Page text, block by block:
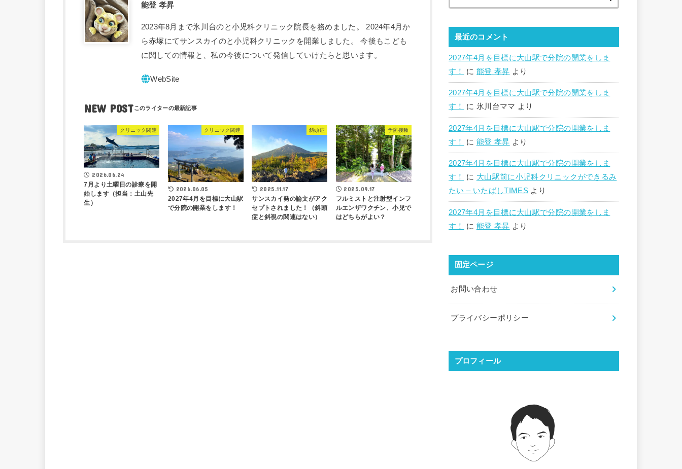
能登 孝昇
2023年8月まで氷川台のと小児科クリニック院長を務めました。 2024年4月か
ら赤塚にてサンスカイのと小児科クリニックを開業しました。 今後もこども
に関しての情報と、私の今後について発信していけたらと思います。
NEW POST
クリニック関連
2026.06.24
7月より土曜日の診療を開
始します（担当：土山先
生）
クリニック関連
2026.06.05
2027年4月を目標に大山駅
で分院の開業をします！
斜頭症
2025.11.17
サンスカイ発の論文がアク
セプトされました！（斜頭
症と斜視の関連はない）
予防接種
2025.09.17
フルミストと注射型インフ
ルエンザワクチン、小児で
はどちらがよい？
最近のコメント
2027年4月を目標に大山駅で分院の開業をしま
す！
に 能登 孝昇 より
2027年4月を目標に大山駅で分院の開業をしま
す！
に 氷川台ママ より
2027年4月を目標に大山駅で分院の開業をしま
す！
に 能登 孝昇 より
2027年4月を目標に大山駅で分院の開業をしま
す！
に 大山駅前に小児科クリニックができるみ
たい – いたばしTIMES より
2027年4月を目標に大山駅で分院の開業をしま
す！
に 能登 孝昇 より
固定ページ
お問い合わせ
プライバシーポリシー
プロフィール